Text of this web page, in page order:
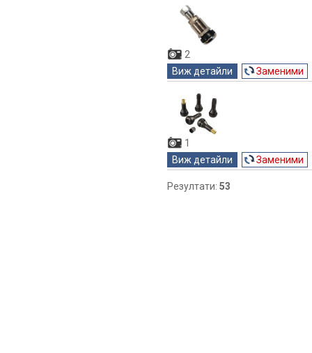
2
Виж детайли
Заменими
1
Виж детайли
Заменими
Резултати: 53